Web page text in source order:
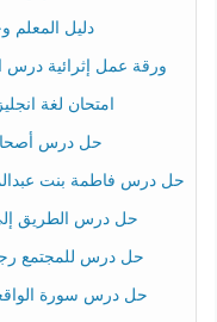
دليل المعلم
ورقة عمل إثرائية درس
امتحان لغة
حل درس
حل درس فاطمة بنت
حل درس الطريق إلى
حل درس للمجتمع
حل درس سورة الواقعة 57-74 تربية اسلامية الصف